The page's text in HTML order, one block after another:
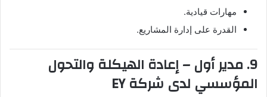
مهارات قيادية.
القدرة على إدارة المشاريع.
9. مدير أول – إعادة الهيكلة والتحول
المؤسسي لدى شركة EY